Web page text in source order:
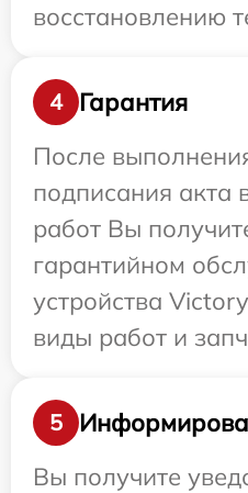
восстановлению
4
Гарантия
После
подписания акта
работ Вы
гарантийном
устройства
виды работ и
5
Вы получите